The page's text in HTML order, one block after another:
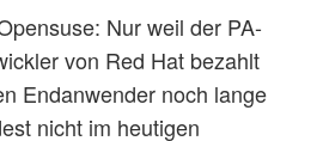
Nur weil der PA-
von Red Hat bezahlt
Endanwender noch lange
nicht im heutigen